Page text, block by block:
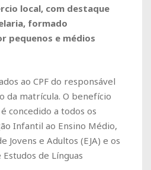
local, com destaque
formado
pequenos e médios
ao CPF do responsável
da matrícula. O benefício
concedido a todos os
Infantil ao Ensino Médio,
Jovens e Adultos (EJA) e os
de Línguas